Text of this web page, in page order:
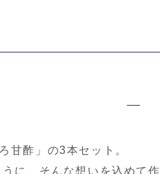
甘酢」の3本セット。
に、そんな想いを込めて作